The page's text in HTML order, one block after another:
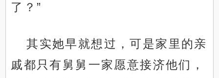
了？”
其实她早就想过，可是家里的亲
戚都只有舅舅一家愿意接济他们，